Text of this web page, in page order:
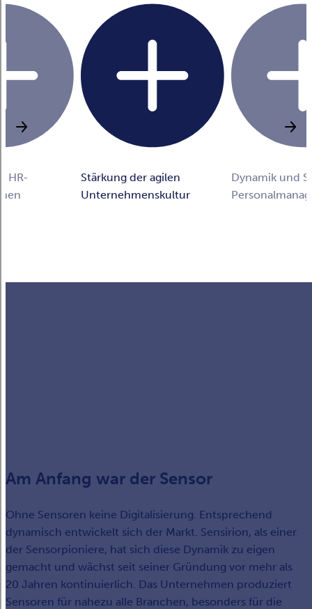
Stärkung der agilen
Unternehmenskultur
Dynamik und
HR-
Am Anfang war der Sensor
Ohne Sensoren keine Digitalisierung. Entsprechend
dynamisch entwickelt sich der Markt. Sensirion, als einer
der Sensorpioniere, hat sich diese Dynamik zu eigen
gemacht und wächst seit seiner Gründung vor mehr als
20 Jahren kontinuierlich. Das Unternehmen produziert
Sensoren für nahezu alle Branchen, besonders für die